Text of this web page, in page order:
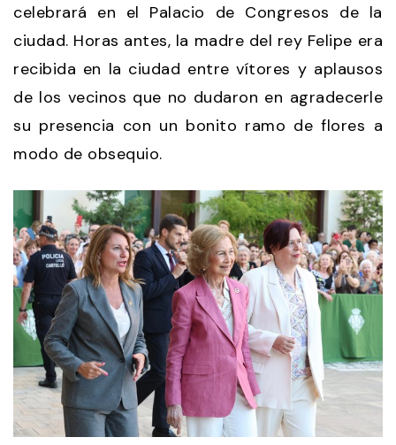
celebrará en el Palacio de Congresos de la
ciudad. Horas antes, la madre del rey Felipe era
recibida en la ciudad entre vítores y aplausos
de los vecinos que no dudaron en agradecerle
su presencia con un bonito ramo de flores a
modo de obsequio.